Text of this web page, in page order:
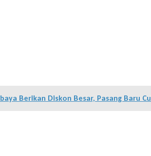
Berikan Diskon Besar, Pasang Baru